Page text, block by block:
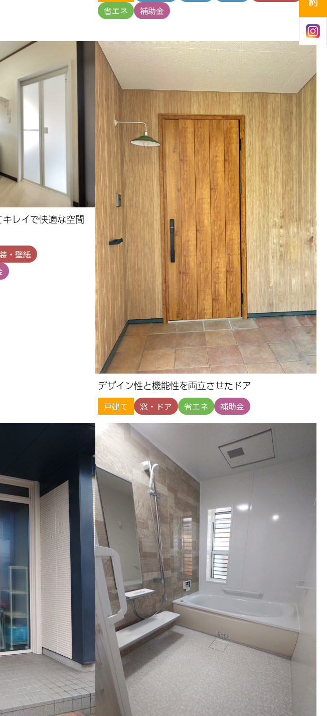
省エネ
補助金
レイで快適な空間
・壁紙
デザイン性と機能性を両立させたドア
戸建て 窓・ドア 省エネ 補助金